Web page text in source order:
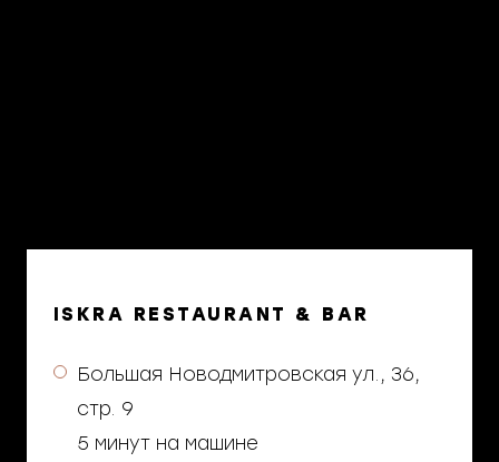
ISKRA RESTAURANT & BAR
Большая Новодмитровская ул., 36,
стр. 9
5 минут на машине